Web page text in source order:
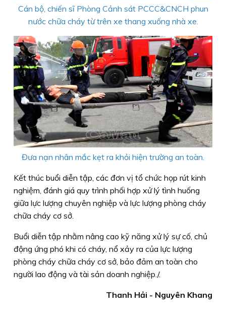
Cán bộ, chiến sĩ Phòng Cảnh sát PCCC&CNCH phun
nước chữa cháy từ trên xe thang xuống nhà xe.
Đưa nạn nhân mắc kẹt ra khỏi hiện trường an toàn.
Kết thúc buổi diễn tập, các đơn vị tổ chức họp rút kinh
nghiệm, đánh giá quy trình phối hợp xử lý tình huống
giữa lực lượng chuyên nghiệp và lực lượng phòng cháy
chữa cháy cơ sở.
Buổi diễn tập nhằm nâng cao kỹ năng xử lý sự cố, chủ
động ứng phó khi có cháy, nổ xảy ra của lực lượng
phòng cháy chữa cháy cơ sở, bảo đảm an toàn cho
người lao động và tài sản doanh nghiệp./.
Thanh Hải - Nguyên Khang